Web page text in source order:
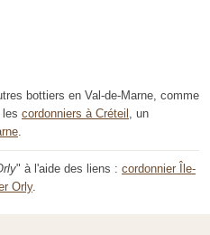
bottiers en Val-de-Marne, comme
les cordonniers à Créteil , un
.
" à l'aide des liens : cordonnier Île-
Orly.